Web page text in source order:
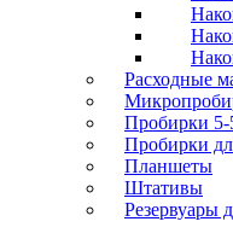
Расходные
Пробирки 5-
Пробирки
Планшеты
Штативы
Резервуары